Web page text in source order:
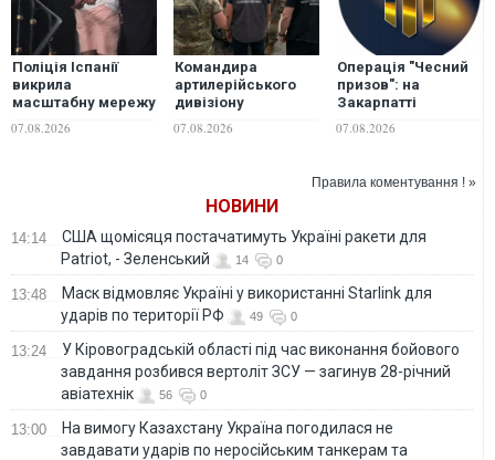
Поліція Іспанії
викрила
масштабну мережу
мігрантів і
07.08.2026
Командира
артилерійського
дивізіону
продажу понад 100
07.08.2026
Операція "Чесний
призов": на
Закарпатті
екскерівників РТЦК
"списанні" понад
07.08.2026
Правила коментування ! »
НОВИНИ
14:14
США щомісяця постачатимуть Україні ракети для
Patriot, - Зеленський
14 0
13:48
Маск відмовляє Україні у використанні Starlink для
ударів по території РФ
49 0
13:24
У Кіровоградській області під час виконання бойового
завдання розбився вертоліт ЗСУ — загинув 28-річний
авіатехнік
56 0
13:00
На вимогу Казахстану Україна погодилася не
завдавати ударів по неросійським танкерам та